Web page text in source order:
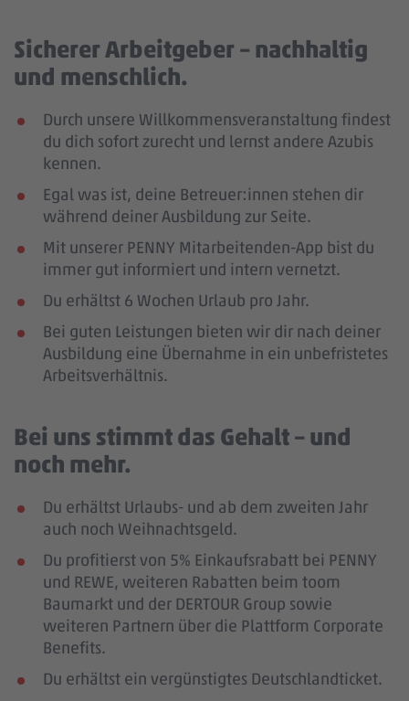
Sicherer Arbeitgeber – nachhaltig
und menschlich.
Durch unsere Willkommensveranstaltung findest
du dich sofort zurecht und lernst andere Azubis
kennen.
Egal was ist, deine Betreuer:innen stehen dir
während deiner Ausbildung zur Seite.
Mit unserer PENNY Mitarbeitenden-App bist du
immer gut informiert und intern vernetzt.
Du erhältst 6 Wochen Urlaub pro Jahr.
Bei guten Leistungen bieten wir dir nach deiner
Ausbildung eine Übernahme in ein unbefristetes
Arbeitsverhältnis.
Bei uns stimmt das Gehalt – und
noch mehr.
Du erhältst Urlaubs- und ab dem zweiten Jahr
auch noch Weihnachtsgeld.
Du profitierst von 5% Einkaufsrabatt bei PENNY
und REWE, weiteren Rabatten beim toom
Baumarkt und der DERTOUR Group sowie
weiteren Partnern über die Plattform Corporate
Benefits.
Du erhältst ein vergünstigtes Deutschlandticket.